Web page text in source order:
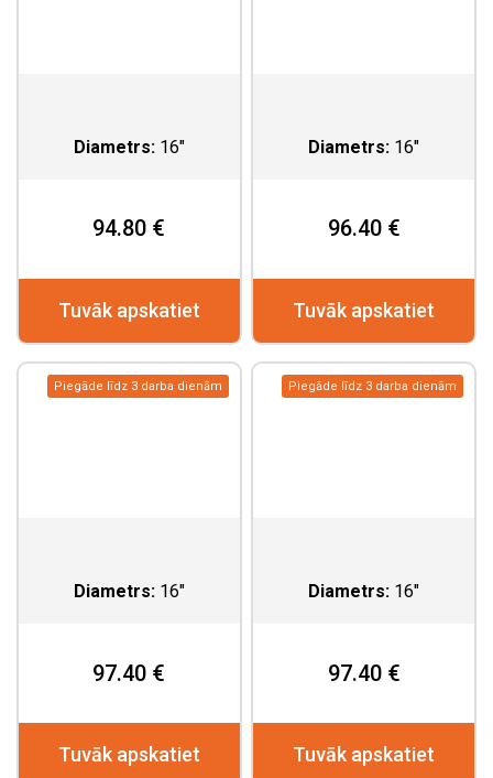
Diametrs:16"
94.80 €
Tuvāk apskatiet
Diametrs: 16"
96.40 €
Tuvāk apskatiet
Piegāde līdz 3 darba dienām
Diametrs:16"
97.40 €
Tuvāk apskatiet
Piegāde līdz 3 darba dienām
Diametrs: 16"
97.40 €
Tuvāk apskatiet